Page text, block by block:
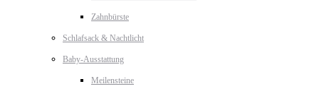
Zahnbürste
Schlafsack & Nachtlicht
Baby-Ausstattung
Meilensteine